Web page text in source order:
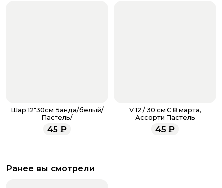
Шар 12"30см Банда/белый/
Пастель/
45 ₽
V 12 / 30 см С 8 марта,
Ассорти Пастель
45 ₽
Ранее вы смотрели